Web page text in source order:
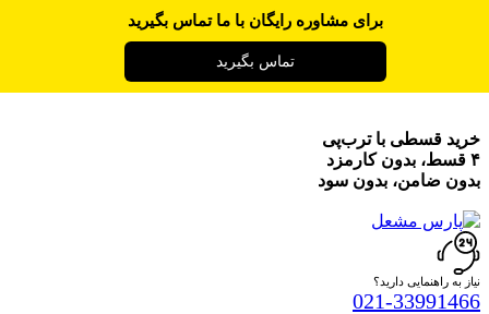
خرید قسطی با ترب‌پی
۴ قسط، بدون کارمزد
بدون ضامن، بدون سود
نیاز به راهنمایی دارید؟
021-33991466
برای مشاوره رایگان با ما تماس بگیرید
تماس بگیرید